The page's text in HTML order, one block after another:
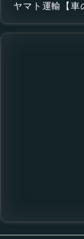
ヤマト運輸【車